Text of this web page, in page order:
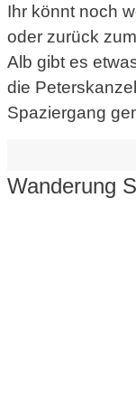
Ihr könnt noch
oder zurück
Alb gibt es
die
Spaziergang
Wanderung